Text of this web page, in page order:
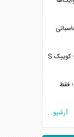
فروش مشارکت در تولید سایپا کلید خورد؛ کوییک S
فقط
آرشیو...